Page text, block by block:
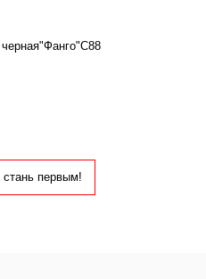
стань первым!